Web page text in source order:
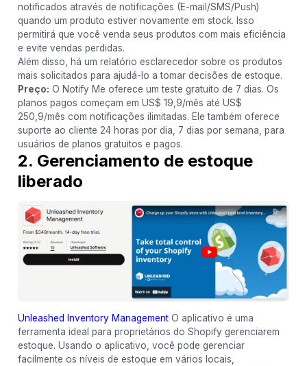
notificados através de notificações (E-mail/SMS/Push)
quando um produto estiver novamente em stock. Isso
permitirá que você venda seus produtos com mais eficiência
e evite vendas perdidas.
Além disso, há um relatório esclarecedor sobre os produtos
mais solicitados para ajudá-lo a tomar decisões de estoque.
Preço: O Notify Me oferece um teste gratuito de 7 dias. Os
planos pagos começam em US$ 19,9/mês até US$
250,9/mês com notificações ilimitadas. Ele também oferece
suporte ao cliente 24 horas por dia, 7 dias por semana, para
usuários de planos gratuitos e pagos.
2. Gerenciamento de estoque
liberado
Unleashed Inventory ManagementO aplicativo é uma
ferramenta ideal para proprietários do Shopify gerenciarem
estoque. Usando o aplicativo, você pode gerenciar
facilmente os níveis de estoque em vários locais,